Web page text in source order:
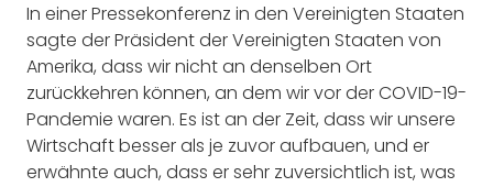
In einer Pressekonferenz in den Vereinigten Staaten
sagte der Präsident der Vereinigten Staaten von
Amerika, dass wir nicht an denselben Ort
zurückkehren können, an dem wir vor der COVID-19-
Pandemie waren. Es ist an der Zeit, dass wir unsere
Wirtschaft besser als je zuvor aufbauen, und er
erwähnte auch, dass er sehr zuversichtlich ist, was